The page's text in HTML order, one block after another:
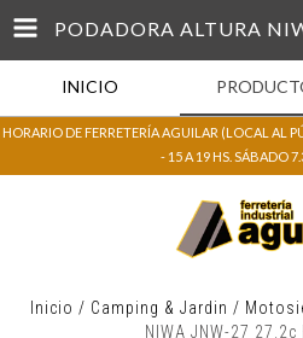
INICIO
HORARIO DE FERRETERÍA AGUILAR (LOCAL AL
- 15 A 19 HS. SÁBADO
Inicio / Camping & Jardin /
NIWA JNW-27 27.2c